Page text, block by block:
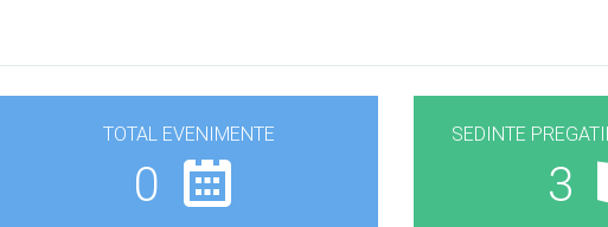
TOTAL EVENIMENTE
0
SEDINTE
3